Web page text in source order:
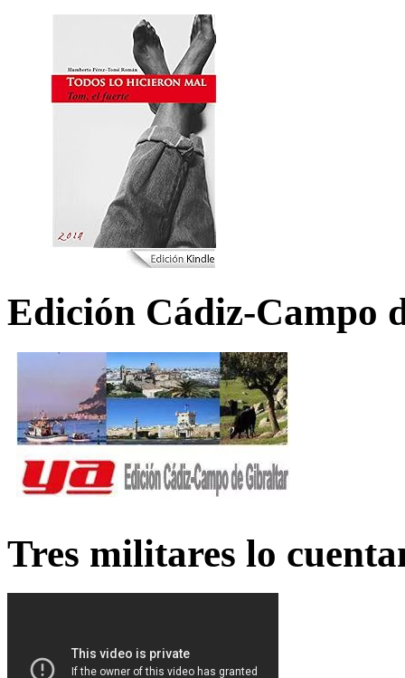
Edición Cádiz-Campo
Tres militares lo